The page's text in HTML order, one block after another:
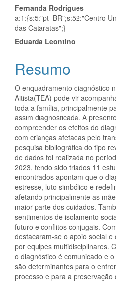
Conteúdo
do
artigo
principal
Fernanda Rodrigues
a:1:{s:5:"pt_BR";s:52:"Centro
das Cataratas";}
Eduarda Leontino
Resumo
O enquadramento diagnóstico
Aitista(TEA) pode vir
toda a família, principalmente
assim diagnosticada. A
compreender os efeitos do
com crianças afetadas pelo
pesquisa bibliográfica do tipo
de dados foi realizada no
2023, tendo sido triados 11
encontrados apontam que o
estresse, luto simbólico e
afetando principalmente as
maior parte dos cuidados.
sentimentos de isolamento
futuro e conflitos conjugais.
destacaram-se o apoio social
por equipes multidisciplinares.
o diagnóstico é comunicado e
são determinantes para o
processo e para a preservação